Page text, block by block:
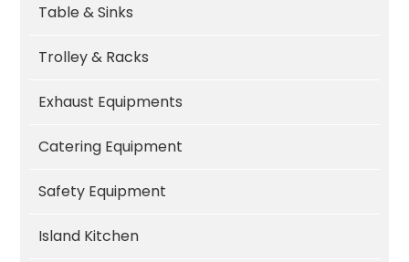
Table & Sinks
Trolley & Racks
Exhaust Equipments
Catering Equipment
Safety Equipment
Island Kitchen